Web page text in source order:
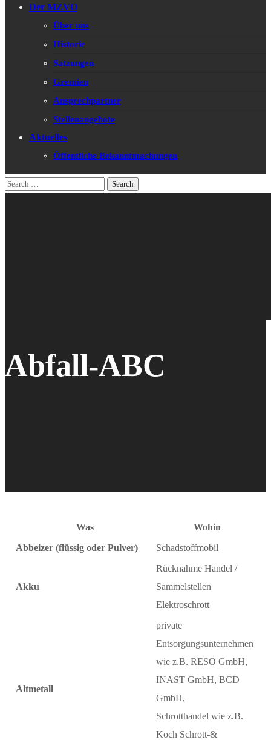
Der MZVO
Über uns
Historie
Satzungen
Gremien
Ansprechpartner
Stellenangebote
Aktuelles
Öffentliche Bekanntmachungen
Abfall-ABC
Was
Wohin
Abbeizer (flüssig oder Pulver)
Schadstoffmobil
Akku
Rücknahme Handel /
Sammelstellen
Elektroschrott
Altmetall
private
Entsorgungsunternehmen
wie z.B. RESO GmbH,
INAST GmbH, BCD
GmbH,
Schrotthandel wie z.B.
Koch Schrott-&